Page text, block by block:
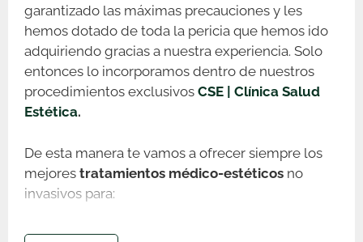
garantizado las máximas precauciones y les
hemos dotado de toda la pericia que hemos ido
adquiriendo gracias a nuestra experiencia. Solo
entonces lo incorporamos dentro de nuestros
procedimientos exclusivos CSE | Clínica Salud
Estética.
De esta manera te vamos a ofrecer siempre los
mejores tratamientos médico-estéticos no
invasivos para:
tonificar el cuerpo